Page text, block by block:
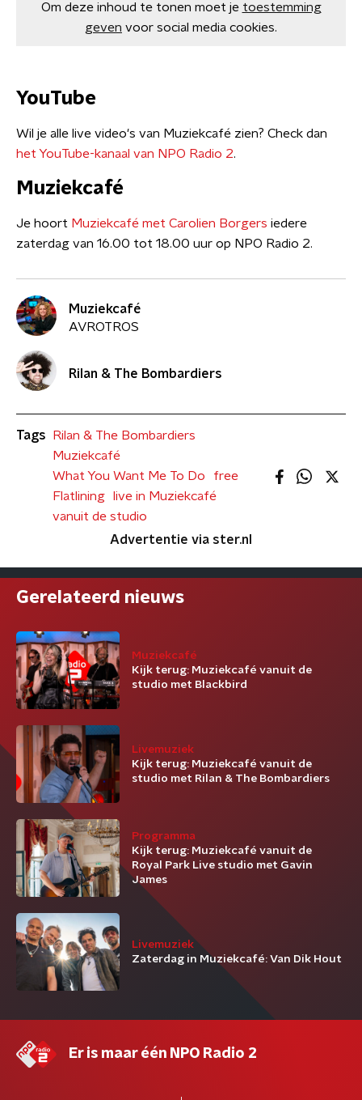
Om deze inhoud te tonen moet je toestemming
geven voor social media cookies.
YouTube
Wil je alle live video's van Muziekcafé zien? Check dan
het YouTube-kanaal van NPO Radio 2.
Muziekcafé
Je hoort Muziekcafé met Carolien Borgers iedere
zaterdag van 16.00 tot 18.00 uur op NPO Radio 2.
Muziekcafé
AVROTROS
Rilan & The Bombardiers
Tags
Rilan & The Bombardiers
Muziekcafé
What You Want Me To Do
free
Flatlining
live in Muziekcafé
vanuit de studio
Advertentie via ster.nl
Gerelateerd nieuws
Muziekcafé
Kijk terug: Muziekcafé vanuit de
studio met Blackbird
Livemuziek
Kijk terug: Muziekcafé vanuit de
studio met Rilan & The Bombardiers
Programma
Kijk terug: Muziekcafé vanuit de
Royal Park Live studio met Gavin
James
Livemuziek
Zaterdag in Muziekcafé: Van Dik Hout
Er is maar één NPO Radio 2